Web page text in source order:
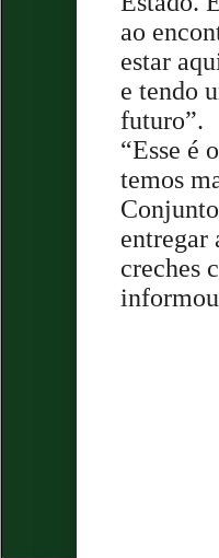
ao
estar
e tendo
futuro”.
“Esse é
temos
entregar
creches